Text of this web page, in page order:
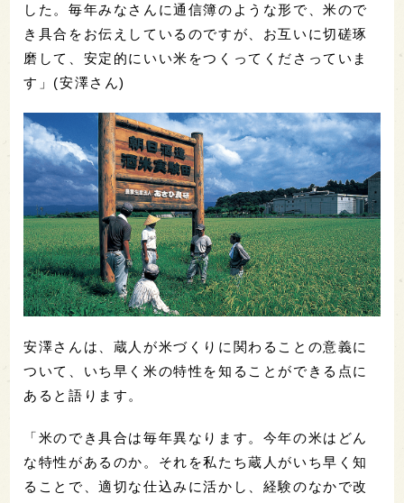
した。毎年みなさんに通信簿のような形で、米ので
き具合をお伝えしているのですが、お互いに切磋琢
磨して、安定的にいい米をつくってくださっていま
す」(安澤さん)
安澤さんは、蔵人が米づくりに関わることの意義に
ついて、いち早く米の特性を知ることができる点に
あると語ります。
「米のでき具合は毎年異なります。今年の米はどん
な特性があるのか。それを私たち蔵人がいち早く知
ることで、適切な仕込みに活かし、経験のなかで改